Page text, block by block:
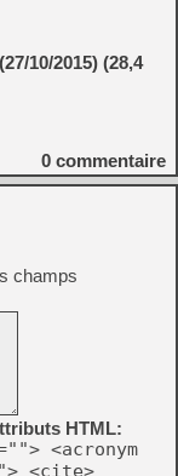
10/2015) (28,4
0 commentaire
champs
HTML:
<acronym
<cite>